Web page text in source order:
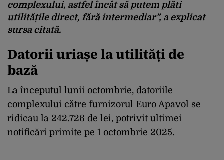
complexului, astfel încât să putem plăti
utilitățile direct, fără intermediar”, a explicat
sursa citată.
Datorii uriașe la utilități de
bază
La începutul lunii octombrie, datoriile
complexului către furnizorul Euro Apavol se
ridicau la 242.726 de lei, potrivit ultimei
notificări primite pe 1 octombrie 2025.